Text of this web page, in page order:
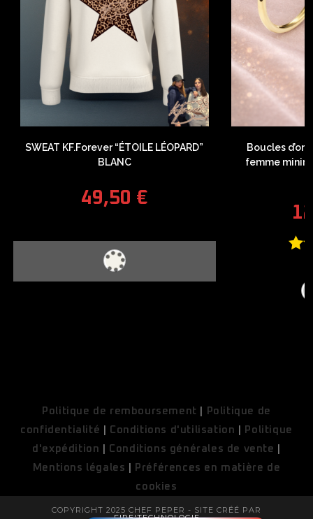
SWEAT KF.Forever “ÉTOILE LÉOPARD”
BLANC
49,50 €
Boucles
femme
Politique de remboursement
Politique de
confidentialité
Conditions d'utilisation
Politique
d'expédition
Conditions générales de vente
Mentions légales
Préférences en matière de
cookies
COPYRIGHT 2025 CHEF PEPER - SITE CRÉÉ PAR